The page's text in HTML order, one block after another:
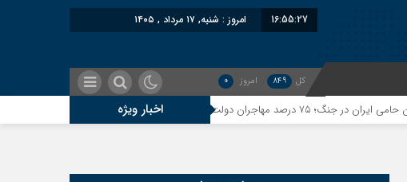
16:55:27 امروز : شنبه, ۱۷ مرداد , ۱۴۰۵
کل 849 امروز 0
اخبار ویژه